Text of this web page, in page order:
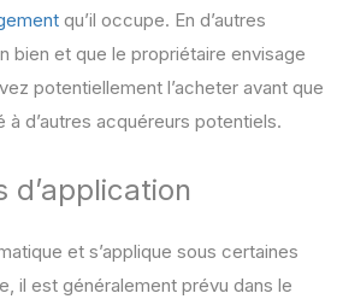
qu’il occupe. En d’autres
bien et que le propriétaire envisage
potentiellement l’acheter avant que
d’autres acquéreurs potentiels.
d’application
et s’applique sous certaines
il est généralement prévu dans le